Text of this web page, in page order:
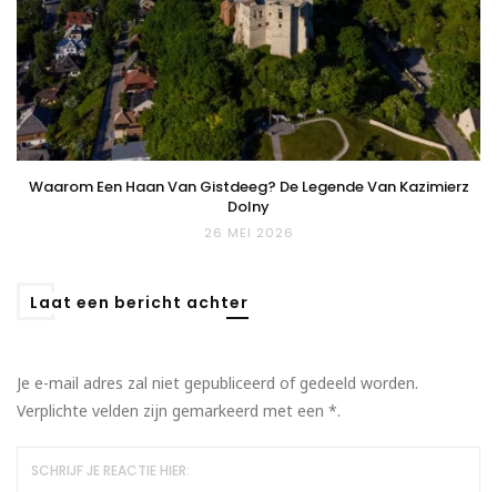
Waarom Een Haan Van Gistdeeg? De Legende Van Kazimierz
Dolny
26 MEI 2026
Laat een bericht achter
Je e-mail adres zal niet gepubliceerd of gedeeld worden.
Verplichte velden zijn gemarkeerd met een *.